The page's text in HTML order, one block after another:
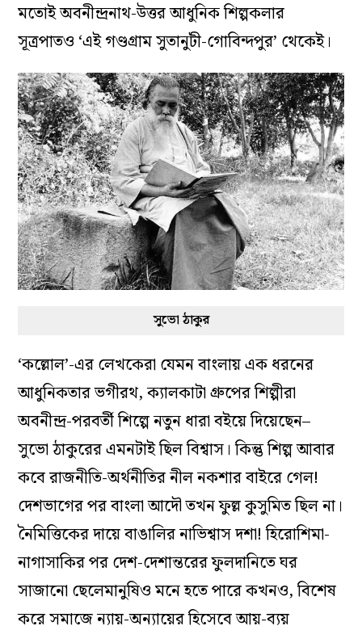
মতোই অবনীন্দ্রনাথ-উত্তর আধুনিক শিল্পকলার
সূত্রপাতও ‘এই গণ্ডগ্রাম সুতানুটী-গোবিন্দপুর’ থেকেই।
সুভো ঠাকুর
‘কল্লোল’-এর লেখকেরা যেমন বাংলায় এক ধরনের
আধুনিকতার ভগীরথ, ক্যালকাটা গ্রুপের শিল্পীরা
অবনীন্দ্র-পরবর্তী শিল্পে নতুন ধারা বইয়ে দিয়েছেন–
সুভো ঠাকুরের এমনটাই ছিল বিশ্বাস। কিন্তু শিল্প আবার
কবে রাজনীতি-অর্থনীতির নীল নকশার বাইরে গেল!
দেশভাগের পর বাংলা আদৌ তখন ফুল্ল কুসুমিত ছিল না।
নৈমিত্তিকের দায়ে বাঙালির নাভিশ্বাস দশা! হিরোশিমা-
নাগাসাকির পর দেশ-দেশান্তরের ফুলদানিতে ঘর
সাজানো ছেলেমানুষিও মনে হতে পারে কখনও, বিশেষ
করে সমাজে ন্যায়-অন্যায়ের হিসেবে আয়-ব্যয়